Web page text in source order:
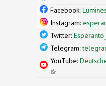
Facebook:
Instagram:
Twitter:
Telegram:
YouTube:
(link is external)